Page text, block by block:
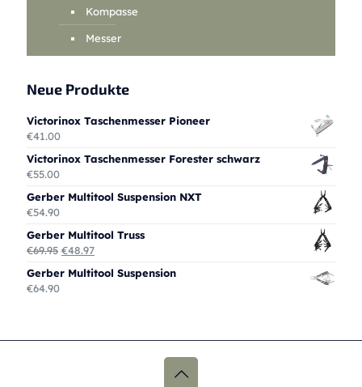
Kompasse
Messer
Neue Produkte
Victorinox Taschenmesser Pioneer
€41.00
Victorinox Taschenmesser Forester schwarz
€55.00
Gerber Multitool Suspension NXT
€54.90
Gerber Multitool Truss
€69.95 Ursprünglicher
war:
€48.97Aktueller
ist:
Gerber Multitool Suspension
€64.90